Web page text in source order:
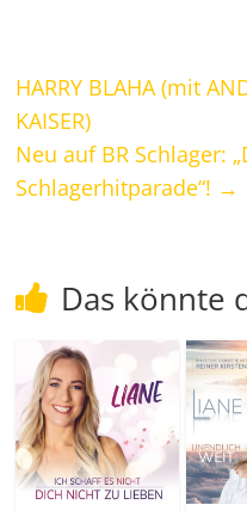
HARRY BLAHA (mit
KAISER)
Neu auf BR Schlager:
Schlagerhitparade“! →
Das könnte